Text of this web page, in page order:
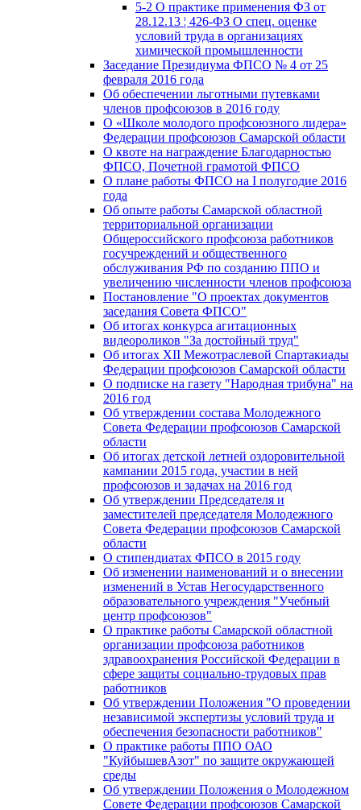
5-2 О практике применения ФЗ от
28.12.13 ¦ 426-ФЗ О спец. оценке
условий труда в организациях
химической промышленности
Заседание Президиума ФПСО № 4 от 25
февраля 2016 года
Об обеспечении льготными путевками
членов профсоюзов в 2016 году
О «Школе молодого профсоюзного лидера»
Федерации профсоюзов Самарской области
О квоте на награждение Благодарностью
ФПСО, Почетной грамотой ФПСО
О плане работы ФПСО на I полугодие 2016
года
Об опыте работы Самарской областной
территориальной организации
Общероссийского профсоюза работников
госучреждений и общественного
обслуживания РФ по созданию ППО и
увеличению численности членов профсоюза
Постановление "О проектах документов
заседания Совета ФПСО"
Об итогах конкурса агитационных
видеороликов "За достойный труд"
Об итогах XII Межотраслевой Спартакиады
Федерации профсоюзов Самарской области
О подписке на газету "Народная трибуна" на
2016 год
Об утверждении состава Молодежного
Совета Федерации профсоюзов Самарской
области
Об итогах детской летней оздоровительной
кампании 2015 года, участии в ней
профсоюзов и задачах на 2016 год
Об утверждении Председателя и
заместителей председателя Молодежного
Совета Федерации профсоюзов Самарской
области
О стипендиатах ФПСО в 2015 году
Об изменении наименований и о внесении
изменений в Устав Негосударственного
образовательного учреждения "Учебный
центр профсоюзов"
О практике работы Самарской областной
организации профсоюза работников
здравоохранения Российской Федерации в
сфере защиты социально-трудовых прав
работников
Об утверждении Положения "О проведении
независимой экспертизы условий труда и
обеспечения безопасности работников"
О практике работы ППО ОАО
"КуйбышевАзот" по защите окружающей
среды
Об утверждении Положения о Молодежном
Совете Федерации профсоюзов Самарской